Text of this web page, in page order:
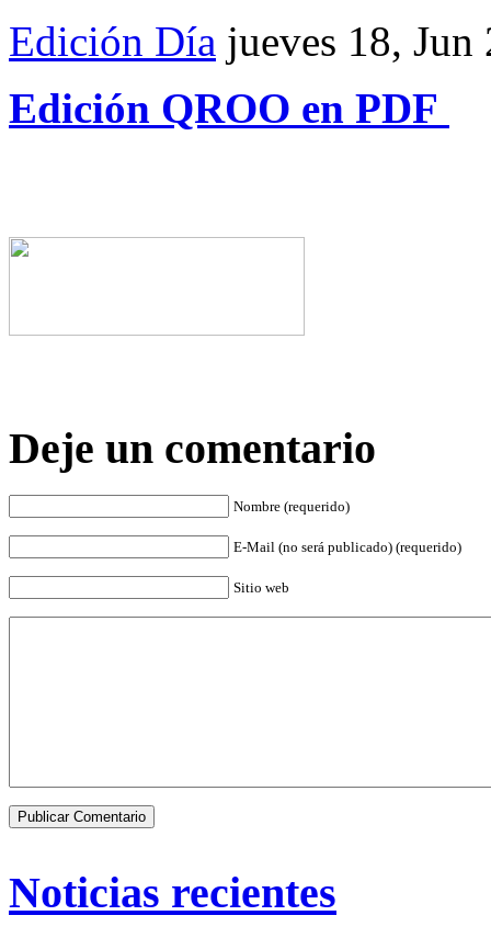
Edición Día jueves 18, Jun
Edición QROO en PDF
Deje un comentario
Nombre (requerido)
E-Mail (no será publicado) (requerido)
Sitio web
Noticias recientes